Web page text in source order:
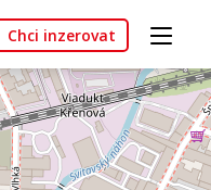
Chci inzerovat